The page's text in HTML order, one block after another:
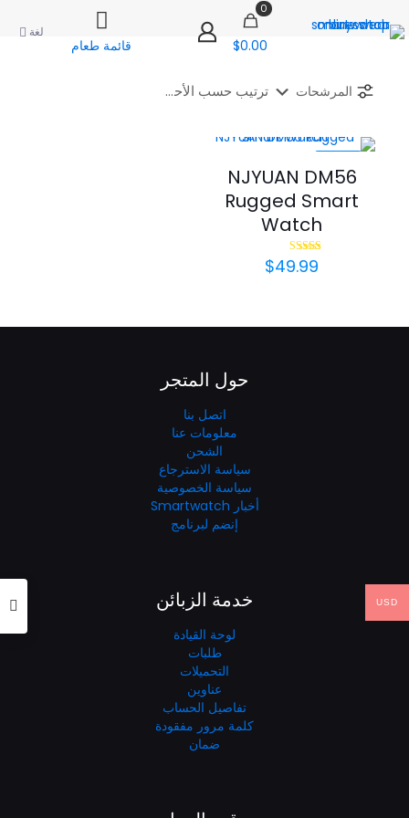
0
$0.00 قائمة طعام
لغة
المرشحات
NJYUAN DM56
Rugged Smart
Watch
تم التقييم
5.00
$49.99
حول المتجر
اتصل بنا
معلومات عنا
الشحن
سياسة الاسترجاع
سياسة الخصوصية
أخبار Smartwatch
إنضم لبرنامج
خدمة الزبائن
لوحة القيادة
طلبات
التحميلات
عناوين
تفاصيل الحساب
كلمة مرور مفقودة
ضمان
USD